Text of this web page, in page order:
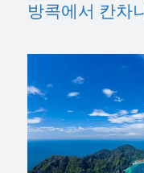
방콕에서 칸차